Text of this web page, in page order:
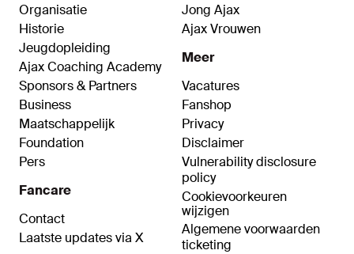
Organisatie
Historie
Jeugdopleiding
Ajax Coaching Academy
Sponsors & Partners
Business
Maatschappelijk
Foundation
Pers
Fancare
Contact
Laatste updates via X
Jong Ajax
Ajax Vrouwen
Meer
Vacatures
Fanshop
Privacy
Disclaimer
Vulnerability disclosure
policy
Cookievoorkeuren
wijzigen
Algemene voorwaarden
ticketing